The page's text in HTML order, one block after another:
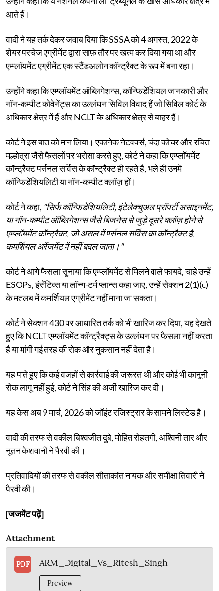
आते हैं।
वादी ने यह तर्क देकर जवाब दिया कि SSSA को 4 अगस्त, 2022 के
शेयर परचेज एग्रीमेंट द्वारा साफ़ तौर पर खत्म कर दिया गया था और
एम्प्लॉयमेंट एग्रीमेंट एक स्टैंडअलोन कॉन्ट्रैक्ट के रूप में बना रहा।
उन्होंने कहा कि एम्प्लॉयमेंट ऑब्लिगेशन्स, कॉन्फिडेंशियल जानकारी और
नॉन-कम्पीट कोवेनेंट्स का उल्लंघन सिविल विवाद हैं जो सिविल कोर्ट के
अधिकार क्षेत्र में हैं और NCLT के अधिकार क्षेत्र से बाहर हैं।
कोर्ट ने इस बात को मान लिया। एकानेक नेटवर्क्स, चंदा कोचर और रचित
मल्होत्रा ​​जैसे फैसलों पर भरोसा करते हुए, कोर्ट ने कहा कि एम्प्लॉयमेंट
कॉन्ट्रैक्ट पर्सनल सर्विस के कॉन्ट्रैक्ट ही रहते हैं, भले ही उनमें
कॉन्फिडेंशियलिटी या नॉन-कम्पीट क्लॉज़ हों।
कोर्ट ने कहा, "सिर्फ कॉन्फिडेंशियलिटी, इंटेलेक्चुअल प्रॉपर्टी असाइनमेंट,
या नॉन-कम्पीट ऑब्लिगेशन्स जैसे बिजनेस से जुड़े दूसरे क्लॉज़ होने से
एम्प्लॉयमेंट कॉन्ट्रैक्ट, जो असल में पर्सनल सर्विस का कॉन्ट्रैक्ट है,
कमर्शियल अरेंजमेंट में नहीं बदल जाता।"
कोर्ट ने आगे फैसला सुनाया कि एम्प्लॉयमेंट से मिलने वाले फायदे, चाहे उन्हें
ESOPs, इंसेंटिव्स या लॉन्ग-टर्म प्लान्स कहा जाए, उन्हें सेक्शन 2(1)(c)
के मतलब में कमर्शियल एग्रीमेंट नहीं माना जा सकता।
कोर्ट ने सेक्शन 430 पर आधारित तर्क को भी खारिज कर दिया, यह देखते
हुए कि NCLT एम्प्लॉयमेंट कॉन्ट्रैक्ट्स के उल्लंघन पर फैसला नहीं करता
है या मांगी गई तरह की रोक और नुकसान नहीं देता है।
यह पाते हुए कि कई वजहों से कार्रवाई की ज़रूरत थी और कोई भी कानूनी
रोक लागू नहीं हुई, कोर्ट ने सिंह की अर्जी खारिज कर दी।
यह केस अब 9 मार्च, 2026 को जॉइंट रजिस्ट्रार के सामने लिस्टेड है।
वादी की तरफ से वकील बिश्वजीत दुबे, मोहित रोहतगी, अश्विनी तार और
नूतन केशवानी ने पैरवी की।
प्रतिवादियों की तरफ से वकील सीताकांत नायक और समीक्षा तिवारी ने
पैरवी की।
[जजमेंट पढ़ें]
Attachment
PDF ARM_Digital_Vs_Ritesh_Singh
Preview